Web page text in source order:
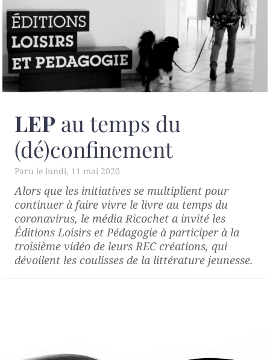
LEP au temps du
(dé)confinement
lundi, 11 mai 2020
Alors que les initiatives se multiplient pour
continuer à faire vivre le livre au temps du
coronavirus, le média Ricochet a invité les
Éditions Loisirs et Pédagogie à participer à la
troisième vidéo de leurs REC créations, qui
dévoilent les coulisses de la littérature jeunesse.